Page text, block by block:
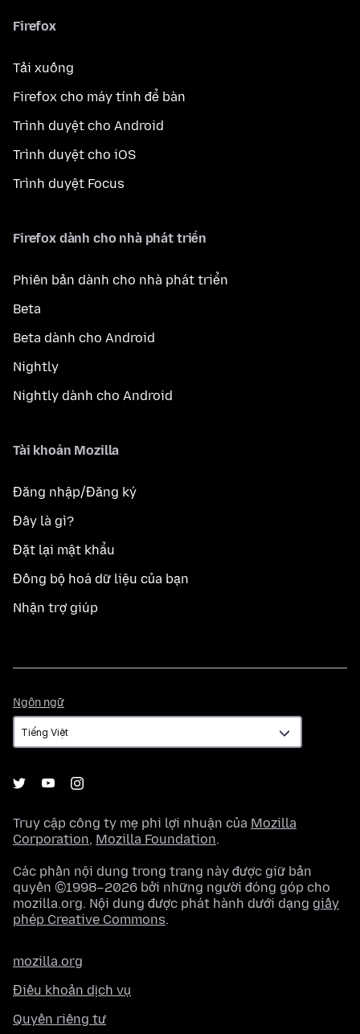
Firefox
Tải xuống
Firefox cho máy tính để bàn
Trình duyệt cho Android
Trình duyệt cho iOS
Trình duyệt Focus
Firefox dành cho nhà phát triển
Phiên bản dành cho nhà phát triển
Beta
Beta dành cho Android
Nightly
Nightly dành cho Android
Tài khoản Mozilla
Đăng nhập/Đăng ký
Đây là gì?
Đặt lại mật khẩu
Đồng bộ hoá dữ liệu của bạn
Nhận trợ giúp
Ngôn ngữ
ngữ
Truy cập công ty mẹ phi lợi nhuận của Mozilla
Corporation, Mozilla Foundation.
Các phần nội dung trong trang này được giữ bản
quyền ©1998–2026 bởi những người đóng góp cho
mozilla.org. Nội dung được phát hành dưới dạng giấy
phép Creative Commons.
mozilla.org
Điều khoản dịch vụ
Quyền riêng tư